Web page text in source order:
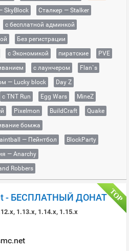
SkyBlock
Сталкер — Stalker
с бесплатной админкой
Без регистрации
с Экономикой пиратские
PVE
с лаунчером
Flan`s
— Lucky block
Day Z
с TNT Run Egg Wars
MineZ
Pixelmon BuildCraft
Quake
бомжа
— Пейнтбол
BlockParty
— Anarchy
Robbers
- БЕСПЛАТНЫЙ ДОНАТ
1.13.x, 1.14.x, 1.15.x